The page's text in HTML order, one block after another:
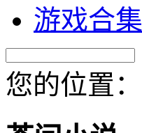
游戏合集
您的位置：